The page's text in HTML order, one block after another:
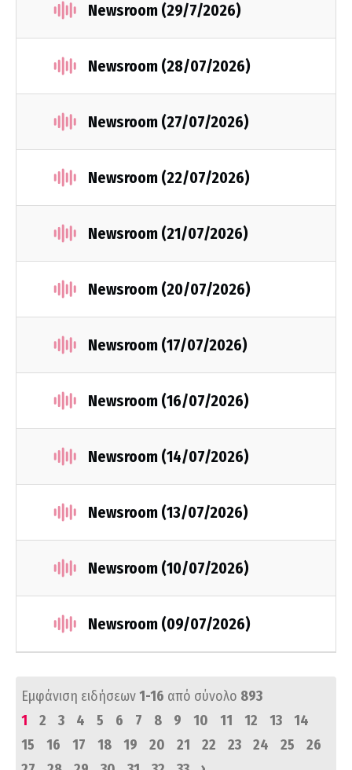
Newsroom (29/7/2026)
Newsroom (28/07/2026)
Newsroom (27/07/2026)
Newsroom (22/07/2026)
Newsroom (21/07/2026)
Newsroom (20/07/2026)
Newsroom (17/07/2026)
Newsroom (16/07/2026)
Newsroom (14/07/2026)
Newsroom (13/07/2026)
Newsroom (10/07/2026)
Newsroom (09/07/2026)
Εμφάνιση ειδήσεων1-16 από σύνολο 893
1
2 3 4 5 6 7 8 9 10 11 12 13
14
15
16 17 18 19 20 21 22 23 24 25
26